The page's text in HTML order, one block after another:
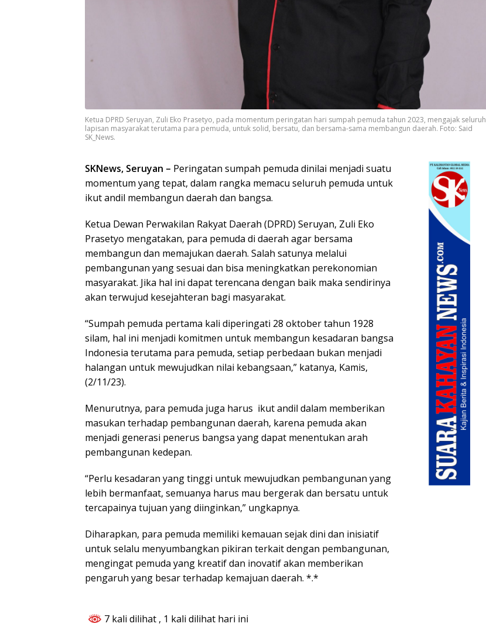
Ketua DPRD Seruyan, Zuli Eko Prasetyo, pada momentum peringatan hari sumpah pemuda tahun 2023, mengajak seluruh
lapisan masyarakat terutama para pemuda, untuk solid, bersatu, dan bersama-sama membangun daerah. Foto: Said
SK_News.
SKNews, Seruyan – Peringatan sumpah pemuda dinilai menjadi suatu
momentum yang tepat, dalam rangka memacu seluruh pemuda untuk
ikut andil membangun daerah dan bangsa.
Ketua Dewan Perwakilan Rakyat Daerah (DPRD) Seruyan, Zuli Eko
Prasetyo mengatakan, para pemuda di daerah agar bersama
membangun dan memajukan daerah. Salah satunya melalui
pembangunan yang sesuai dan bisa meningkatkan perekonomian
masyarakat. Jika hal ini dapat terencana dengan baik maka sendirinya
akan terwujud kesejahteran bagi masyarakat.
“Sumpah pemuda pertama kali diperingati 28 oktober tahun 1928
silam, hal ini menjadi komitmen untuk membangun kesadaran bangsa
Indonesia terutama para pemuda, setiap perbedaan bukan menjadi
halangan untuk mewujudkan nilai kebangsaan,” katanya, Kamis,
(2/11/23).
Menurutnya, para pemuda juga harus ikut andil dalam memberikan
masukan terhadap pembangunan daerah, karena pemuda akan
menjadi generasi penerus bangsa yang dapat menentukan arah
pembangunan kedepan.
“Perlu kesadaran yang tinggi untuk mewujudkan pembangunan yang
lebih bermanfaat, semuanya harus mau bergerak dan bersatu untuk
tercapainya tujuan yang diinginkan,” ungkapnya.
Diharapkan, para pemuda memiliki kemauan sejak dini dan inisiatif
untuk selalu menyumbangkan pikiran terkait dengan pembangunan,
mengingat pemuda yang kreatif dan inovatif akan memberikan
pengaruh yang besar terhadap kemajuan daerah. *.*
7 kali dilihat , 1 kali dilihat hari ini